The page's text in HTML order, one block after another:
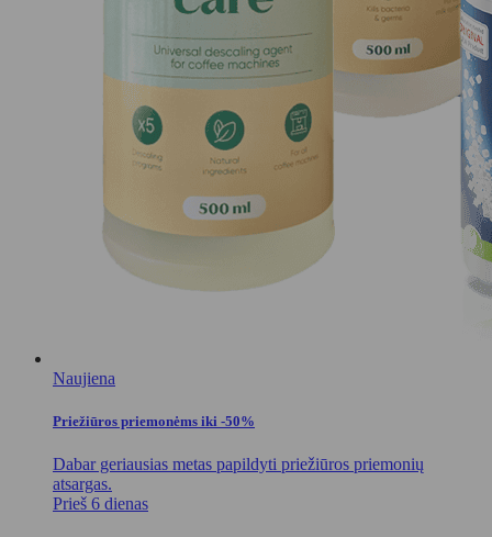
Naujiena
Priežiūros priemonėms iki -50%
Dabar geriausias metas papildyti priežiūros priemonių
atsargas.
Prieš 6 dienas